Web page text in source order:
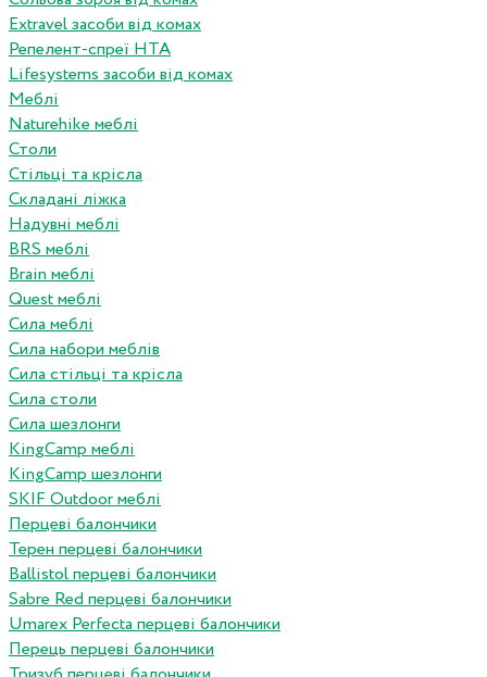
Extravel засоби від комах
Репелент-спреї HTA
Lifesystems засоби від комах
Меблі
Naturehike меблі
Столи
Стільці та крісла
Складані ліжка
Надувні меблі
BRS меблі
Brain меблі
Quest меблі
Сила меблі
Сила набори меблів
Сила стільці та крісла
Сила столи
Сила шезлонги
KingCamp меблі
KingCamp шезлонги
SKIF Outdoor меблі
Перцеві балончики
Терен перцеві балончики
Ballistol перцеві балончики
Sabre Red перцеві балончики
Umarex Perfecta перцеві балончики
Перець перцеві балончики